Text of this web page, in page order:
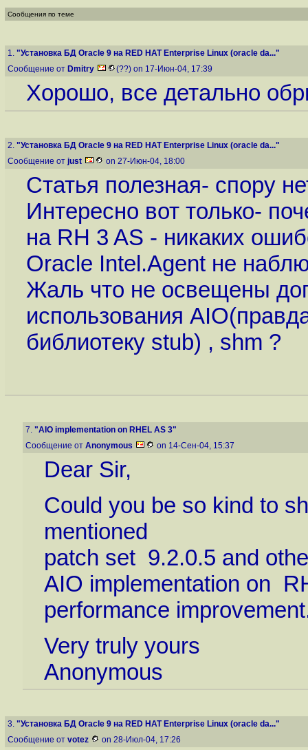
Сообщения по теме
1. "Установка БД Oracle 9 на RED HAT Enterprise Linux (oracle da..."
Сообщение от Dmitry (??) on 17-Июн-04, 17:39
Хорошо, все детально
2. "Установка БД Oracle 9 на RED HAT Enterprise Linux (oracle da..."
Сообщение от just on 27-Июн-04, 18:00
Статья полезная- спору
Интересно вот только-
на RH 3 AS - никаких
Oracle Intel.Agent не
Жаль что не освещены
использования
библиотеку stub) , shm ?
7. "AIO implementation on RHEL AS 3"
Сообщение от Anonymous on 14-Сен-04, 15:37
Dear Sir,
Could you be so kind to
mentioned
patch set 9.2.0.5 and
AIO implementation on
performance
Very truly yours
Anonymous
3. "Установка БД Oracle 9 на RED HAT Enterprise Linux (oracle da..."
Сообщение от votez on 28-Июл-04, 17:26